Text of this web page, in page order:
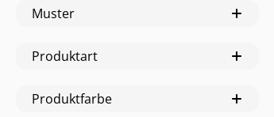
Muster
Produktart
Produktfarbe